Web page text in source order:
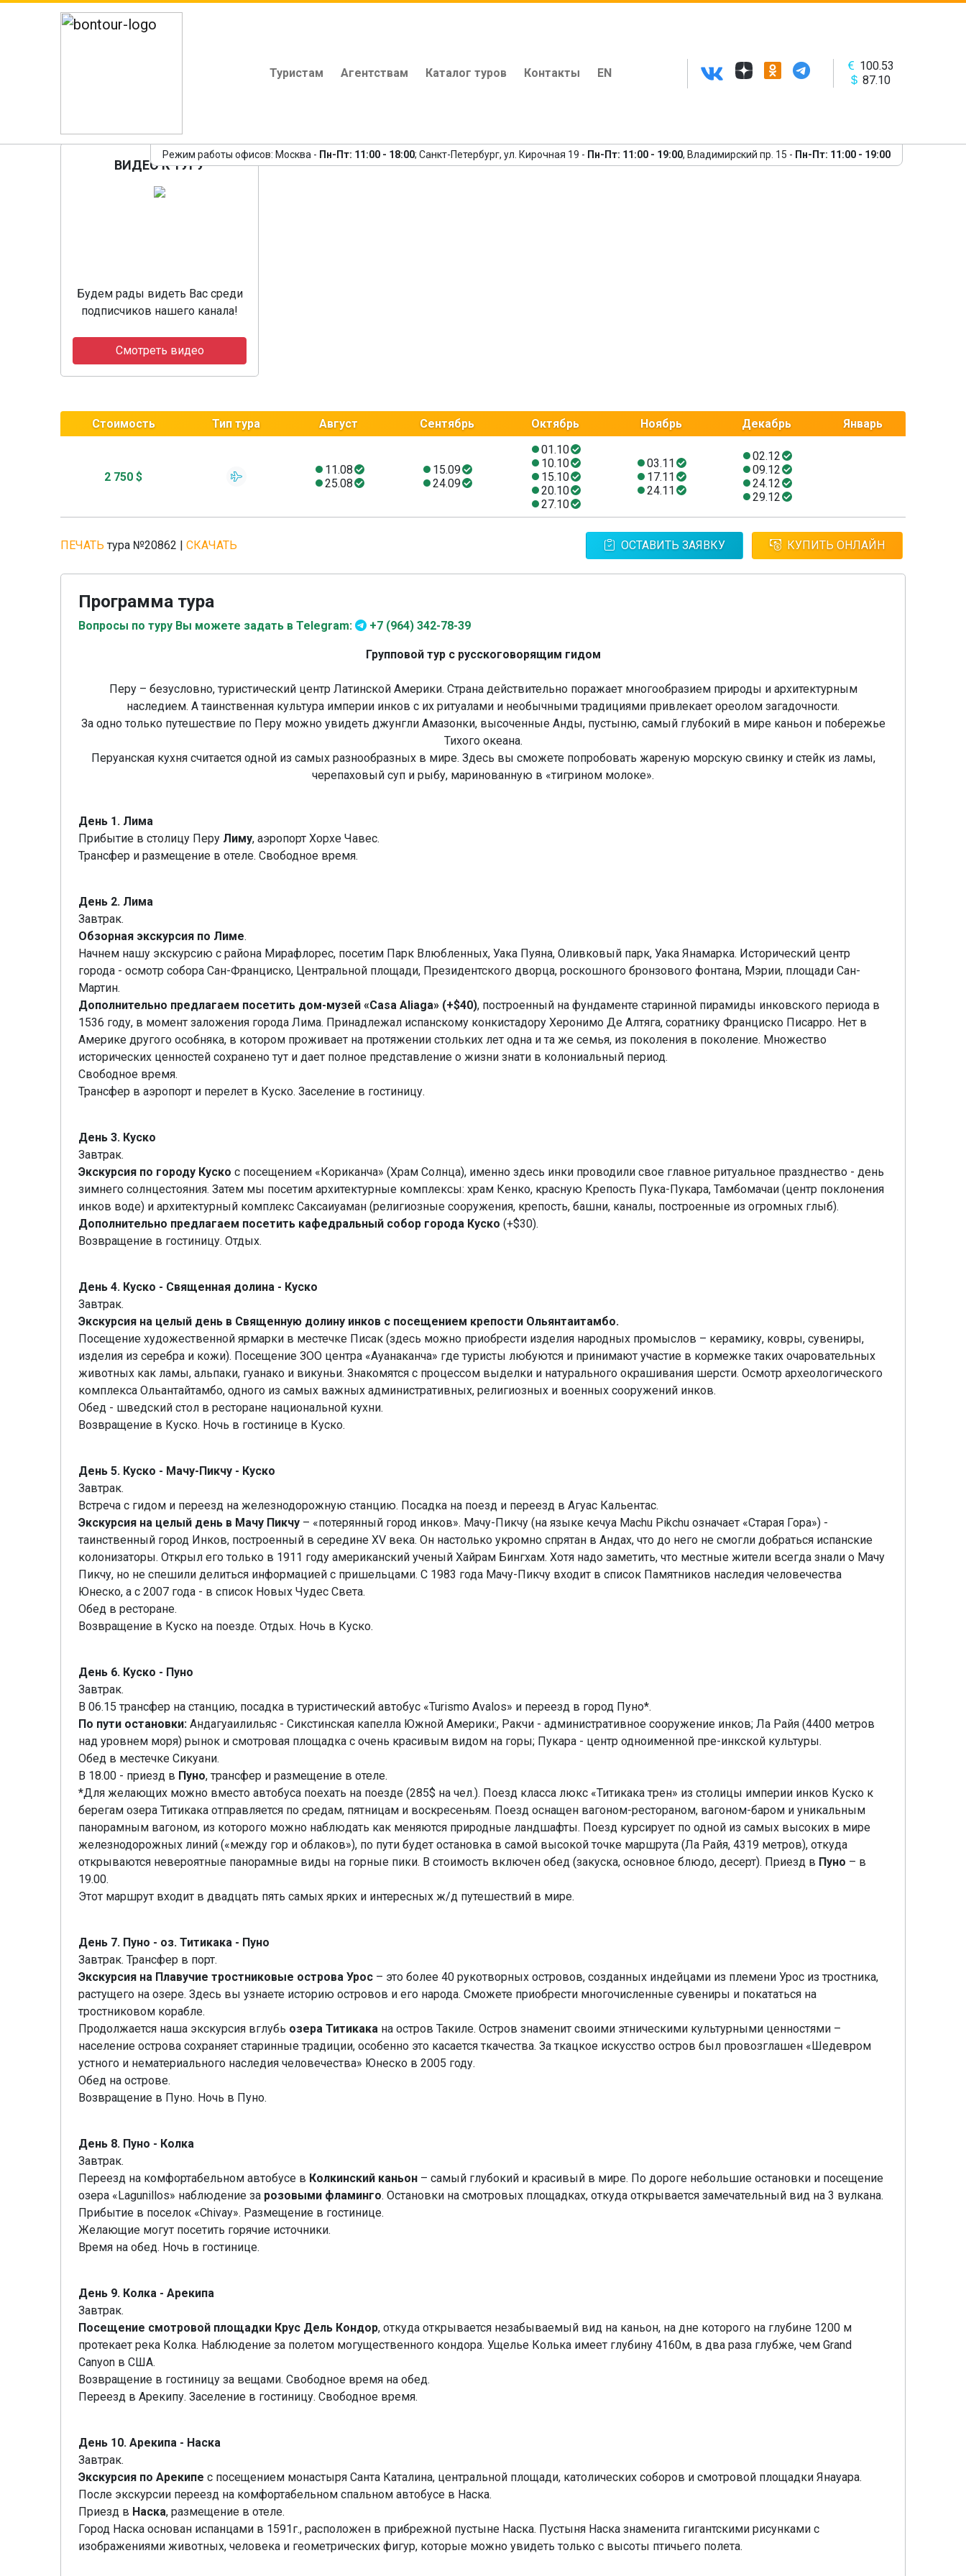
Туристам Агентствам Каталог туров Контакты EN
100.53
87.10
Режим работы офисов: Москва - Пн-Пт: 11:00 - 18:00; Санкт-Петербург, ул. Кирочная 19 - Пн-Пт: 11:00 - 19:00, Владимирский пр. 15 - Пн-Пт: 11:00 - 19:00
ВИДЕО К ТУРУ
Будем рады видеть Вас среди
подписчиков нашего канала!
Смотреть видео
Стоимость Тип тура Август Сентябрь Октябрь Ноябрь Декабрь Январь
2 750 $
11.08
25.08
15.09
24.09
01.10
10.10
15.10
20.10
27.10
03.11
17.11
24.11
02.12
09.12
24.12
29.12
ПЕЧАТЬ тура №20862 | СКАЧАТЬ ОСТАВИТЬ ЗАЯВКУ КУПИТЬ ОНЛАЙН
Программа тура
Вопросы по туру Вы можете задать в Telegram: +7 (964) 342-78-39
Групповой тур с русскоговорящим гидом
Перу – безусловно, туристический центр Латинской Америки. Страна действительно поражает многообразием природы и архитектурным
наследием. А таинственная культура империи инков с их ритуалами и необычными традициями привлекает ореолом загадочности.
За одно только путешествие по Перу можно увидеть джунгли Амазонки, высоченные Анды, пустыню, самый глубокий в мире каньон и побережье
Тихого океана.
Перуанская кухня считается одной из самых разнообразных в мире. Здесь вы сможете попробовать жареную морскую свинку и стейк из ламы,
черепаховый суп и рыбу, маринованную в «тигрином молоке».
День 1. Лима
Прибытие в столицу Перу Лиму, аэропорт Хорхе Чавес.
Трансфер и размещение в отеле. Свободное время.
День 2. Лима
Завтрак.
Обзорная экскурсия по Лиме.
Начнем нашу экскурсию с района Мирафлорес, посетим Парк Влюбленных, Уака Пуяна, Оливковый парк, Уака Янамарка. Исторический центр
города - осмотр собора Сан-Франциско, Центральной площади, Президентского дворца, роскошного бронзового фонтана, Мэрии, площади Сан-
Мартин.
Дополнительно предлагаем посетить дом-музей «Casa Aliaga» (+$40), построенный на фундаменте старинной пирамиды инковского периода в
1536 году, в момент заложения города Лима. Принадлежал испанскому конкистадору Херонимо Де Алтяга, соратнику Франциско Писарро. Нет в
Америке другого особняка, в котором проживает на протяжении стольких лет одна и та же семья, из поколения в поколение. Множество
исторических ценностей сохранено тут и дает полное представление о жизни знати в колониальный период.
Свободное время.
Трансфер в аэропорт и перелет в Куско. Заселение в гостиницу.
День 3. Куско
Завтрак.
Экскурсия по городу Куско c посещением «Кориканча» (Храм Солнцa), именно здесь инки проводили свое главное ритуальное празднество - день
зимнего солнцестояния. Затем мы посетим архитектурные комплексы: храм Кенко, красную Крепость Пука-Пукара, Тамбомачаи (центр поклонения
инков воде) и архитектурный комплекс Саксаиуаман (религиозные сооружения, крепость, башни, каналы, построенные из огромных глыб).
Дополнительно предлагаем посетить кафедральный собор города Куско (+$30).
Возвращение в гостиницу. Отдых.
День 4. Куско - Священная долина - Куско
Завтрак.
Экскурсия на целый день в Священную долину инков с посещением крепости Ольянтаитамбо.
Посещение художественной ярмарки в местечке Писак (здесь можно приобрести изделия народных промыслов – керамику, ковры, сувениры,
изделия из серебра и кожи). Посещение ЗОО центра «Ауанаканча» где туристы любуются и принимают участие в кормежке таких очаровательных
животных как ламы, альпаки, гуанако и викуньи. Знакомятся с процессом выделки и натурального окрашивания шерсти. Осмотр археологического
комплекса Ольантайтамбо, одного из самых важных административных, религиозных и военных сооружений инков.
Обед - шведский стол в ресторане национальной кухни.
Возвращение в Куско. Ночь в гостинице в Куско.
День 5. Куско - Мачу-Пикчу - Куско
Завтрак.
Встреча с гидом и переезд на железнодорожную станцию. Посадка на поезд и переезд в Агуас Кальентас.
Экскурсия на целый день в Мачу Пикчу – «потерянный город инков». Мачу-Пикчу (на языке кечуа Machu Pikchu означает «Старая Гора») -
таинственный город Инков, построенный в середине XV века. Он настолько укромно спрятан в Андах, что до него не смогли добраться испанские
колонизаторы. Открыл его только в 1911 году американский ученый Хайрaм Бингхaм. Хотя надо заметить, что местные жители всегда знали о Мачу
Пикчу, но не спешили делиться информацией с пришельцами. С 1983 года Мачу-Пикчу входит в список Памятников наследия человечества
Юнеско, а с 2007 года - в список Новых Чудес Света.
Oбед в ресторане.
Возвращение в Куско на поезде. Отдых. Ночь в Куско.
День 6. Куско - Пуно
Завтрак.
В 06.15 трансфер на станцию, посадка в туристический автобус «Turismo Avalos» и переезд в город Пуно*.
По пути остановки: Андагуаилильяс - Сикстинская капелла Южной Америки:, Ракчи - административное сооружение инков; Ла Райя (4400 метров
над уровнем моря) рынок и смотровая площадка с очень красивым видом на горы; Пукара - центр одноименной пре-инкской культуры.
Oбед в местечке Сикуани.
B 18.00 - приезд в Пуно, трансфер и размещение в отеле.
*Для желающих можно вместо автобуса поехать на поезде (285$ на чел.). Поезд класса люкс «Титикака трен» из столицы империи инков Куско к
берегам озера Титикака отправляется по средам, пятницам и воскресеньям. Поезд оснащен вагоном-рестораном, вагоном-баром и уникальным
панорамным вагоном, из которого можно наблюдать как меняются природные ландшафты. Поезд курсирует по одной из самых высоких в мире
железнодорожных линий («между гор и облаков»), по пути будет остановка в самой высокой точке маршрута (Ла Райя, 4319 метров), откуда
открываются невероятные панорамные виды на горные пики. В стоимость включен обед (закуска, основное блюдо, десерт). Приезд в Пуно – в
19.00.
Этот маршрут входит в двадцать пять самых ярких и интересных ж/д путешествий в мире.
День 7. Пуно - оз. Титикака - Пуно
Завтрак. Трансфер в порт.
Экскурсия на Плавучие тростниковые острова Урос – это более 40 рукотворных островов, созданных индейцами из племени Урос из тростника,
растущего на озере. Здесь вы узнаете историю островов и его народа. Сможете приобрести многочисленные сувениры и покататься на
тростниковом корабле.
Продолжается наша экскурсия вглубь озера Титикака на остров Такиле. Остров знаменит своими этническими культурными ценностями –
население острова сохраняет старинные традиции, особенно это касается ткачества. За ткацкое искусство остров был провозглашен «Шедевром
устного и нематериального наследия человечества» Юнеско в 2005 году.
Обед на острове.
Возвращение в Пуно. Ночь в Пуно.
День 8. Пуно - Колка
Завтрак.
Переезд на комфортабельном автобусе в Колкинский каньон – самый глубокий и красивый в мире. По дороге небольшие остановки и посещение
озера «Lagunillos» наблюдение за розовыми фламинго. Остановки на смотровых площадках, откуда открывается замечательный вид на 3 вулкана.
Прибытие в поселок «Chivay». Размещение в гостинице.
Желающие могут посетить горячие источники.
Время на обед. Ночь в гостинице.
День 9. Колка - Арекипа
Завтрак.
Посещение смотровой площадки Крус Дель Кондор, откуда открывается незабываемый вид на каньон, на дне которого на глубине 1200 м
протекает река Колка. Наблюдение за полетом могущественного кондора. Ущелье Колька имеет глубину 4160м, в два раза глубже, чем Grand
Canyon в США.
Возвращение в гостиницу за вещами. Свободное время на обед.
Переезд в Арекипу. Заселение в гостиницу. Свободное время.
День 10. Арекипа - Наска
Завтрак.
Экскурсия по Арекипе с посещением монастыря Санта Каталина, центральной площади, католических соборов и смотровой площадки Янауара.
После экскурсии переезд на комфортабельном спальном автобусе в Наска.
Приезд в Наска, размещение в отеле.
Город Наска основан испанцами в 1591г., расположен в прибрежной пустыне Наска. Пустыня Наска знаменита гигантскими рисунками с
изображениями животных, человека и геометрических фигур, которые можно увидеть только с высоты птичьего полета.